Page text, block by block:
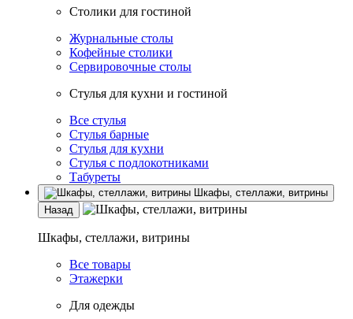
Столики для гостиной
Журнальные столы
Кофейные столики
Сервировочные столы
Стулья для кухни и гостиной
Все стулья
Стулья барные
Стулья для кухни
Стулья с подлокотниками
Табуреты
Шкафы, стеллажи, витрины
Назад
Шкафы, стеллажи, витрины
Все товары
Этажерки
Для одежды